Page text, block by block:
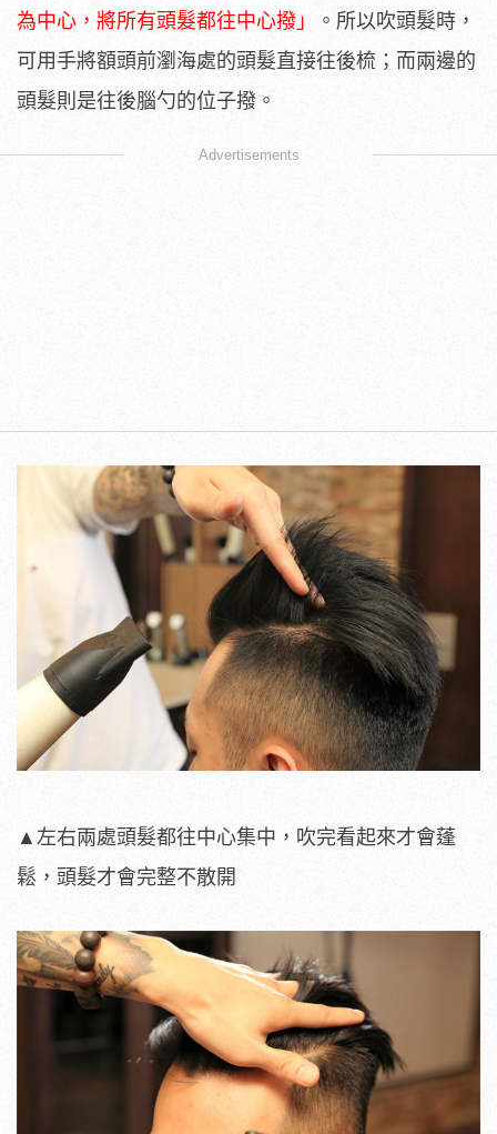
為中心，將所有頭髮都往中心撥」
。所以吹頭髮時，
可用手將額頭前瀏海處的頭髮直接往後梳；而兩邊的
頭髮則是往後腦勺的位子撥。
Advertisements
▲左右兩處頭髮都往中心集中，吹完看起來才會蓬
鬆，頭髮才會完整不散開